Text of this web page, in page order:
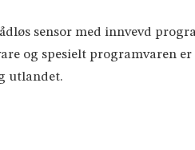
sensor med innvevd
og spesielt programvaren
utlandet.